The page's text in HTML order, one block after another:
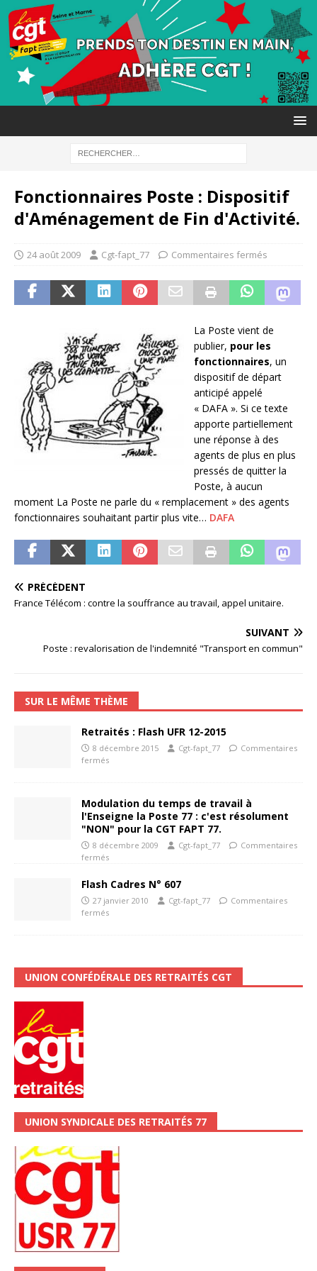
Fonctionnaires Poste : Dispositif
d'Aménagement de Fin d'Activité.
24 août 2009 Cgt-fapt_77 Commentaires fermés
La Poste vient de
publier, pour les
fonctionnaires, un
dispositif de départ
anticipé appelé
« DAFA ». Si ce texte
apporte partiellement
une réponse à des
agents de plus en plus
pressés de quitter la
Poste, à aucun
moment La Poste ne parle du « remplacement » des agents
fonctionnaires souhaitant partir plus vite… DAFA
PRÉCÉDENT
France Télécom : contre la souffrance au travail, appel unitaire.
SUIVANT
Poste : revalorisation de l'indemnité "Transport en commun"
SUR LE MÊME THÈME
Retraités : Flash UFR 12-2015
8 décembre 2015 Cgt-fapt_77
Commentaires
fermés
Modulation du temps de travail à
l'Enseigne la Poste 77 : c'est résolument
"NON" pour la CGT FAPT 77.
8 décembre 2009 Cgt-fapt_77
Commentaires
fermés
Flash Cadres N° 607
27 janvier 2010 Cgt-fapt_77
Commentaires
fermés
UNION CONFÉDÉRALE DES RETRAITÉS CGT
UNION SYNDICALE DES RETRAITÉS 77